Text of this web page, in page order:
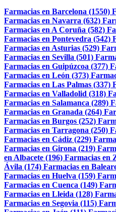
Farmacias en Barcelona (1550)
Farmacias en Navarra (632)
Farmacias en A Coruña (582)
Farmacias en Pontevedra (542)
Farmacias en Asturias (529)
Farmacias en Sevilla (501)
Farmacias en Guipúzcoa (377)
Farmacias en León (373)
Farmacias en Las Palmas (337)
Farmacias en Valladolid (318)
Farmacias en Salamanca (289)
Farmacias en Granada (264)
Farmacias en Burgos (252)
Farmacias en Tarragona (250)
Farmacias en Cádiz (229)
Farmacias en Girona (219)
en Albacete (196) Farmacias en
Ávila (174) Farmacias en
Farmacias en Huelva (159)
Farmacias en Cuenca (149)
Farmacias en Lleida (128)
Farmacias en Segovia (115)